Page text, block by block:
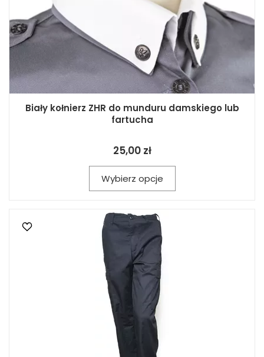
Biały kołnierz ZHR do munduru damskiego lub
fartucha
25,00 zł
Wybierz opcje